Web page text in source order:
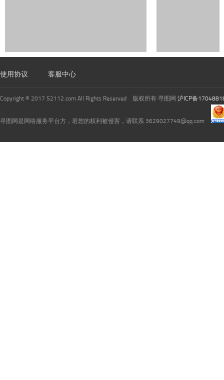
使用协议 客服中心
Copyright © 2017 52112.com All Rights Reserved 版权所有·寻图网 沪ICP备
寻图网是网络服务平台方，若您的权利被侵害，请联系 3629027749@qq.com